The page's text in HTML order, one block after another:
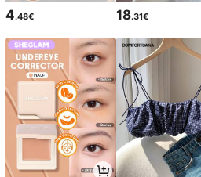
4.48€ 18.31€